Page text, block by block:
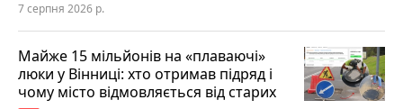
7 серпня 2026 р.
Майже 15 мільйонів на «плаваючі»
люки у Вінниці: хто отримав підряд і
чому місто відмовляється від старих